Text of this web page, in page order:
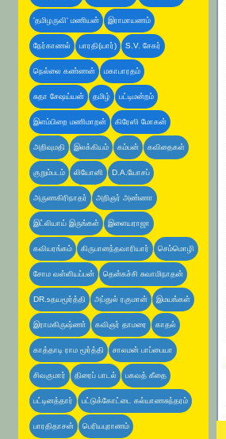
'தமிழருவி' மணியன் இராமாயணம்
நேர்காணல் பாரதி(யார்) S.V. சேகர்
நெல்லை கண்ணன் மகாபாரதம்
சுதா சேஷய்யன் தமிழ் பட்டிமன்றம்
இளம்பிறை மணிமாறன் கிரேஸி மோகன்
அறிவுமதி இலக்கியம் கம்பன் கவிதைகள்
குறும்படம் லியோனி D.A.யோசப்
அருணகிரிநாதர் அறிஞர் அண்ணா
இட்லியாய் இருங்கள் இளையராஜா
கவியரங்கம் கிருபானந்தவாரியார் செம்மொழி
சோம வள்ளியப்பன் தென்கச்சி சுவாமிநாதன்
DR.உதயமூர்த்தி அப்துல் ரகுமான் இமயங்கள்
இராமகிருஷ்ணா் கவிஞர் தாமரை காதல்
காத்தாடி ராம மூர்த்தி சாலமன் பாப்பையா
சிவகுமார் திரைப் பாடல் பகவத் கீதை
பட்டினத்தார் பட்டுக்கோட்டை கல்யாணசுந்தரம்
பாரதிதாசன் பெரியபுராணம்